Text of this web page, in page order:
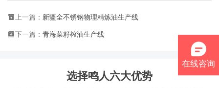
上一篇： 新疆全不锈钢物理精炼油生产线
下一篇： 青海菜籽榨油生产线
选择鸣人六大优势
在线咨询